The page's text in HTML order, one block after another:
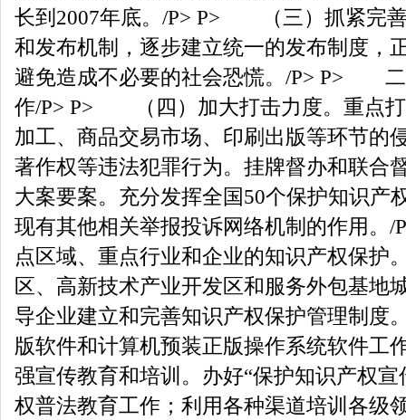
长到2007年底。/P> P> （三）抓紧完
和发布机制，逐步建立统一的发布制度，
避免造成不必要的社会恐慌。/P> P> 二
作/P> P> （四）加大打击力度。重点打
加工、商品交易市场、印刷出版等环节的
著作权等违法犯罪行为。挂牌督办和联合
大案要案。充分发挥全国50个保护知识产
现有其他相关举报投诉网络机制的作用
点区域、重点行业和企业的知识产权保护
区、高新技术产业开发区和服务外包基地
导企业建立和完善知识产权保护管理制度
版软件和计算机预装正版操作系统软件
强宣传教育和培训。办好“保护知识产权
权普法教育工作；利用各种渠道培训各级